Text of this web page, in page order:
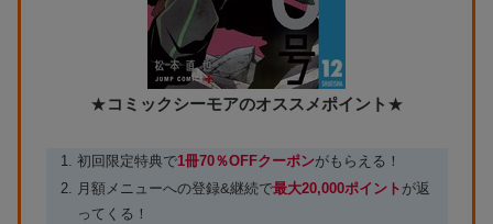
★コミックシーモアのオススメポイント ★
初回限定特典で1冊70％OFFクーポンがもらえる！
月額メニューへの登録&継続で最大20,000ポイント が返
ってくる！